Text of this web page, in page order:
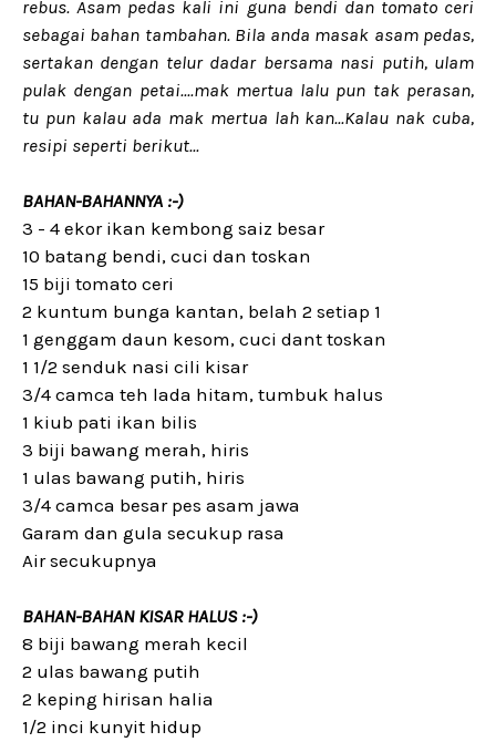
rebus. Asam pedas kali ini guna bendi dan tomato ceri
sebagai bahan tambahan. Bila anda masak asam pedas,
sertakan dengan telur dadar bersama nasi putih, ulam
pulak dengan petai....mak mertua lalu pun tak perasan,
tu pun kalau ada mak mertua lah kan...Kalau nak cuba,
resipi seperti berikut...
BAHAN-BAHANNYA :-)
3 - 4 ekor ikan kembong saiz besar
10 batang bendi, cuci dan toskan
15 biji tomato ceri
2 kuntum bunga kantan, belah 2 setiap 1
1 genggam daun kesom, cuci dant toskan
1 1/2 senduk nasi cili kisar
3/4 camca teh lada hitam, tumbuk halus
1 kiub pati ikan bilis
3 biji bawang merah, hiris
1 ulas bawang putih, hiris
3/4 camca besar pes asam jawa
Garam dan gula secukup rasa
Air secukupnya
BAHAN-BAHAN KISAR HALUS :-)
8 biji bawang merah kecil
2 ulas bawang putih
2 keping hirisan halia
1/2 inci kunyit hidup